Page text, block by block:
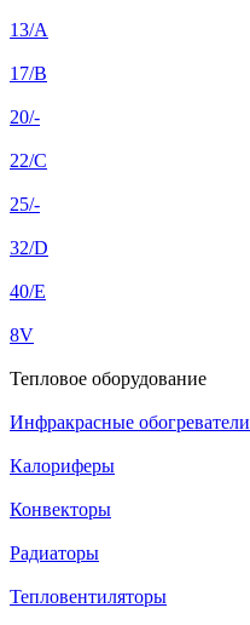
13/A
17/B
20/-
22/C
25/-
32/D
40/E
8V
Тепловое оборудование
Инфракрасные обогреватели
Калориферы
Конвекторы
Радиаторы
Тепловентиляторы